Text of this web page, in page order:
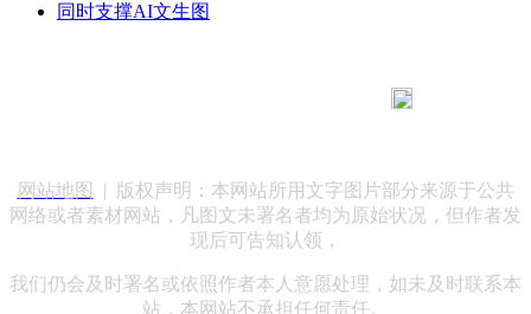
同时支撑AI文生图
网站地图
| 版权声明：本网站所用文字图片部分来源于公共
网络或者素材网站，凡图文未署名者均为原始状况，但作者发
现后可告知认领，
我们仍会及时署名或依照作者本人意愿处理，如未及时联系本
站，本网站不承担任何责任。